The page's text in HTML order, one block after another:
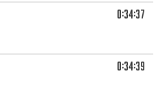
0:34:37
0:34:39